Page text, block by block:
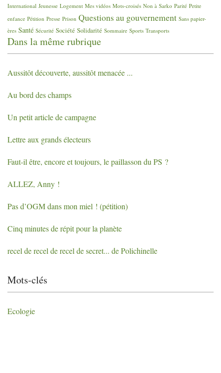
International Jeunesse Logement Mes vidéos Mots-croisés Non à Sarko Parité Petite
enfance Pétition Presse Prison Questions au gouvernement Sans papier-
ères Santé Sécurité Société Solidarité Sommaire Sports Transports
Dans la même rubrique
Aussitôt découverte, aussitôt menacée ...
Au bord des champs
Un petit article de campagne
Lettre aux grands électeurs
Faut-il être, encore et toujours, le paillasson du PS ?
ALLEZ, Anny !
Pas d’OGMdans mon miel ! (pétition)
Cinq minutes de répit pour la planète
recel de recel de recel de secret... de Polichinelle
Mots-clés
Ecologie